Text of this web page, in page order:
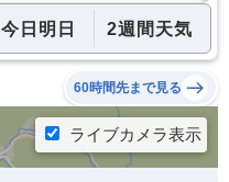
今日明日 2週間天気
60時間先まで見る